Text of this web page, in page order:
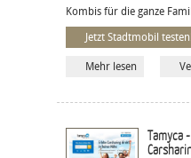
Kombis für die ganze
Jetzt Stadtmobil
Mehr lesen
Tamyca -